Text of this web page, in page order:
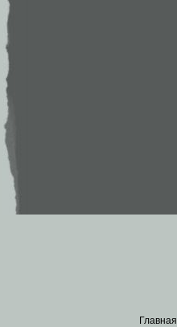
Главная